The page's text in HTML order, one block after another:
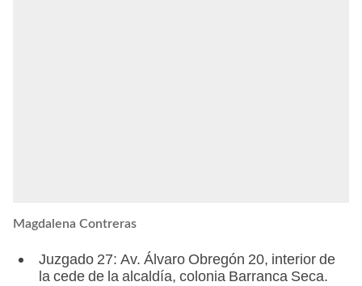
Magdalena Contreras
Juzgado 27: Av. Álvaro Obregón 20, interior de
la cede de la alcaldía, colonia Barranca Seca.